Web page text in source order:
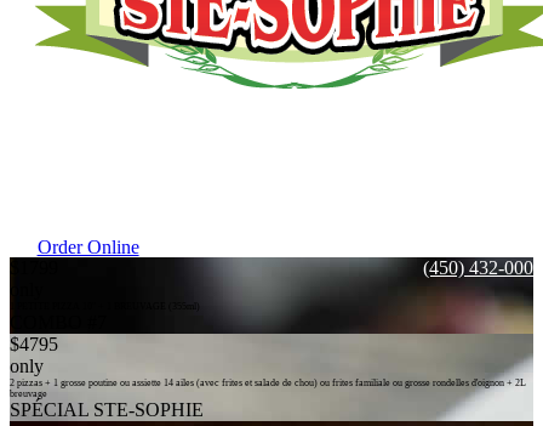
Order Online
(450) 432-0009
1 PETITE PIZZA 10" + 1 BREUVAGE (355ml)
COMBO #7
$4795
only
2 pizzas + 1 grosse poutine ou assiette 14 ailes (avec frites et salade de chou) ou frites familiale ou grosse rondelles d'oignon + 2L
breuvage
SPÉCIAL STE-SOPHIE